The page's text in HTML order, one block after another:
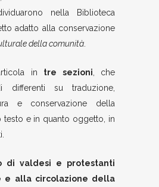
nella Biblioteca
adatto alla conservazione
della comunità.
in tre sezioni, che
differenti su traduzione,
e conservazione della
testo e in quanto oggetto, in
di valdesi e protestanti
e alla circolazione della